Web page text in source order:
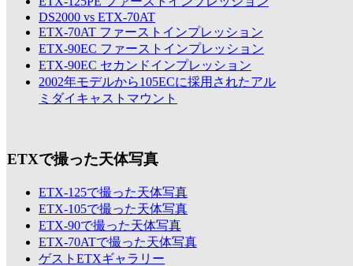
DS2000 vs ETX-70AT
ETX-70AT ファーストインプレッション
ETX-90EC ファーストインプレッション
ETX-90EC セカンドインプレッション
2002年モデルから105ECに採用されたアル
ミダイキャストマウント
ETXで撮った天体写真
ETX-125で撮った天体写真
ETX-105で撮った天体写真
ETX-90で撮った天体写真
ETX-70ATで撮った天体写真
ゲストETXギャラリー